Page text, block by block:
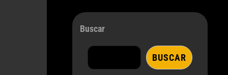
Buscar
BUSCAR